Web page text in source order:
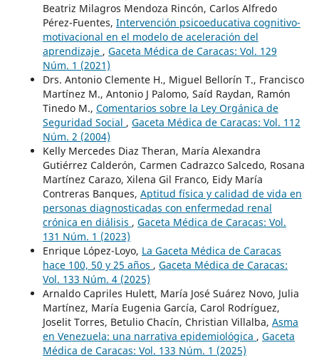
Beatriz Milagros Mendoza Rincón, Carlos Alfredo
Pérez-Fuentes, Intervención psicoeducativa cognitivo-
motivacional en el modelo de aceleración del
aprendizaje , Gaceta Médica de Caracas: Vol. 129
Núm. 1 (2021)
Drs. Antonio Clemente H., Miguel Bellorín T., Francisco
Martínez M., Antonio J Palomo, Saíd Raydan, Ramón
Tinedo M., Comentarios sobre la Ley Orgánica de
Seguridad Social , Gaceta Médica de Caracas: Vol. 112
Núm. 2 (2004)
Kelly Mercedes Diaz Theran, María Alexandra
Gutiérrez Calderón, Carmen Cadrazco Salcedo, Rosana
Martínez Carazo, Xilena Gil Franco, Eidy María
Contreras Banques, Aptitud física y calidad de vida en
personas diagnosticadas con enfermedad renal
crónica en diálisis , Gaceta Médica de Caracas: Vol.
131 Núm. 1 (2023)
Enrique López-Loyo, La Gaceta Médica de Caracas
hace 100, 50 y 25 años , Gaceta Médica de Caracas:
Vol. 133 Núm. 4 (2025)
Arnaldo Capriles Hulett, María José Suárez Novo, Julia
Martínez, María Eugenia García, Carol Rodríguez,
Joselit Torres, Betulio Chacín, Christian Villalba, Asma
en Venezuela: una narrativa epidemiológica , Gaceta
Médica de Caracas: Vol. 133 Núm. 1 (2025)